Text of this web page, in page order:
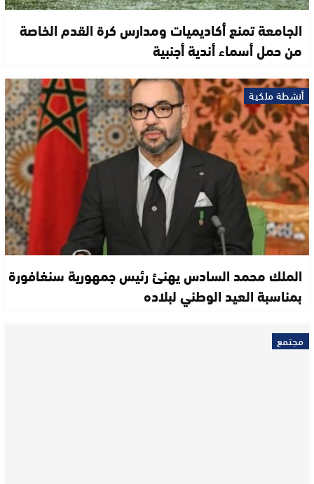
الجامعة تمنع أكاديميات ومدارس كرة القدم الخاصة
من حمل أسماء أندية أجنبية
أنشطة ملكية
الملك محمد السادس يهنئ رئيس جمهورية سنغافورة
بمناسبة العيد الوطني لبلاده
مجتمع